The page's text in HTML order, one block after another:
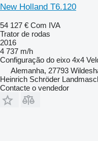
New Holland T6.120
54 127 € Com IVA
Trator de rodas
2016
4 737 m/h
Configuração do eixo 4x4
Alemanha, 27793
Heinrich Schröder
Contacte o vendedor